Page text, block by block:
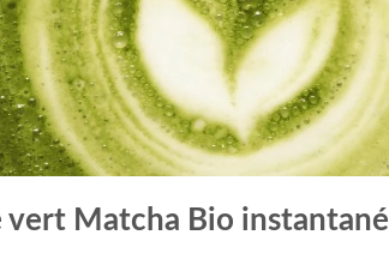
vert Matcha Bio instantané